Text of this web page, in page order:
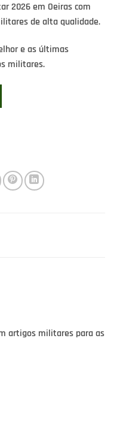
2026 em Oeiras com
de alta qualidade.
e as últimas
militares.
artigos militares para as